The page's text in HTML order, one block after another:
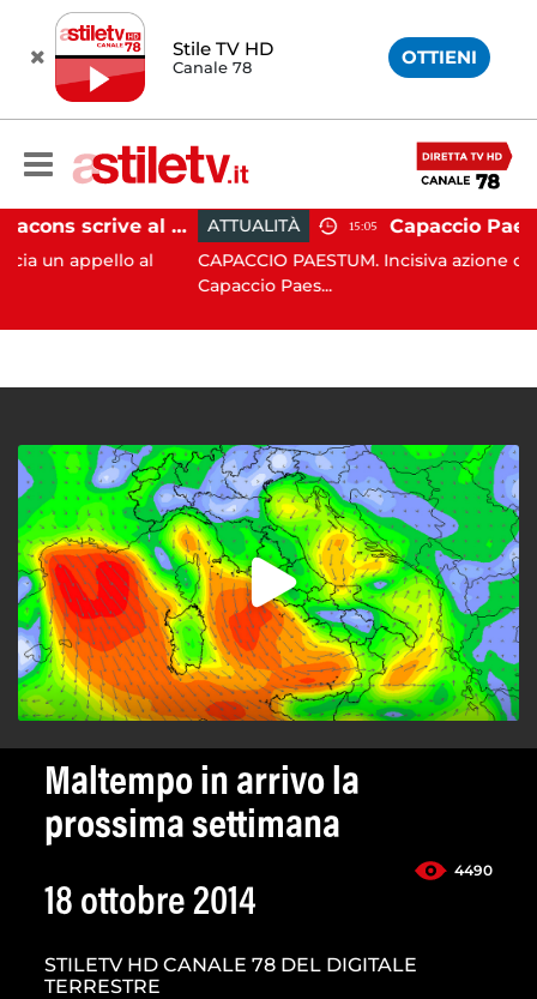
Stile TV HD
Canale 78 OTTIENI
Paestum, Codacons scrive al ministro Giuli: "Rilanciare scavi dell'Anfiteatro nell'area archeologica"
al
ATTUALITÀ 15:05
CAPACCIO PAESTUM. Incisiva azione del
Capaccio Paes...
Maltempo in arrivo la
prossima settimana
4490
18 ottobre 2014
STILETV HD CANALE 78 DEL DIGITALE
TERRESTRE